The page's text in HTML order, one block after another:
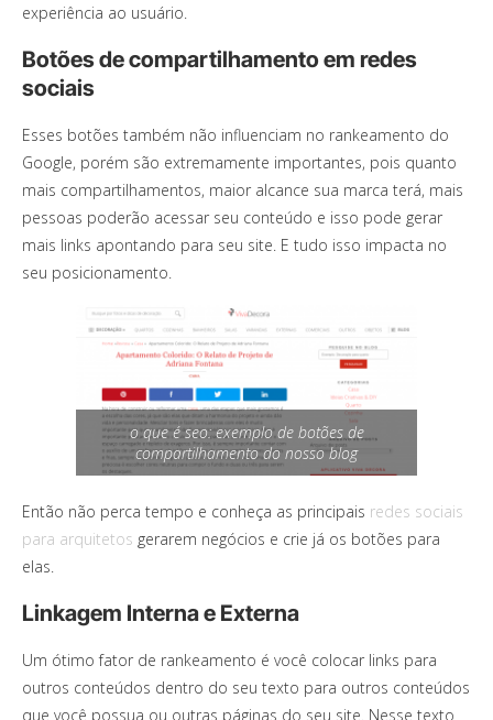
experiência ao usuário.
Botões de compartilhamento em redes
sociais
Esses botões também não influenciam no rankeamento do
Google, porém são extremamente importantes, pois quanto
mais compartilhamentos, maior alcance sua marca terá, mais
pessoas poderão acessar seu conteúdo e isso pode gerar
mais links apontando para seu site. E tudo isso impacta no
seu posicionamento.
o que é seo: exemplo de botões de
compartilhamento do nosso blog
Então não perca tempo e conheça as principais redes sociais
para arquitetos gerarem negócios e crie já os botões para
elas.
Linkagem Interna e Externa
Um ótimo fator de rankeamento é você colocar links para
outros conteúdos dentro do seu texto para outros conteúdos
que você possua ou outras páginas do seu site. Nesse texto